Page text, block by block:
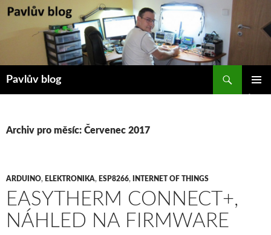
Přejít
Pavlův blog
Archiv pro měsíc: Červenec 2017
ARDUINO, ELEKTRONIKA, ESP8266, INTERNET OF THINGS
EASYTHERM CONNECT+,
NÁHLED NA FIRMWARE